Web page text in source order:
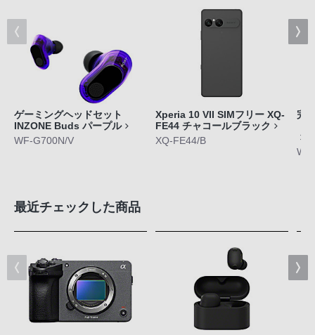
ゲーミングヘッドセット
INZONE Buds パープル
WF-G700N/V
Xperia 10 VII SIMフリー XQ-
FE44 チャコールブラック
XQ-FE44/B
完
最近チェックした商品